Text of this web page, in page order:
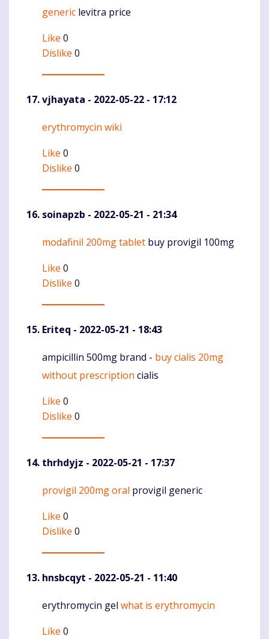
generic levitra price
Like 0
Dislike 0
vjhayata - 2022-05-22 - 17:12
Komentaras
erythromycin wiki
Like 0
Dislike 0
soinapzb - 2022-05-21 - 21:34
Komentaras
modafinil 200mg tablet buy provigil 100mg
Like 0
Dislike 0
Eriteq - 2022-05-21 - 18:43
Komentaras
ampicillin 500mg brand - buy cialis 20mg
without prescription cialis
Like 0
Dislike 0
thrhdyjz - 2022-05-21 - 17:37
Komentaras
provigil 200mg oral provigil generic
Like 0
Dislike 0
hnsbcqyt - 2022-05-21 - 11:40
Komentaras
erythromycin gel what is erythromycin
Like 0